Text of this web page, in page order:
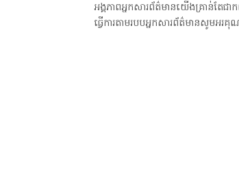
អង្គភាពអ្នកសារព័ត៌មានយើងគ្រាន់តែជ
ធ្វើការតាមរបបអ្នកសារព័ត៌មានសូមអរ